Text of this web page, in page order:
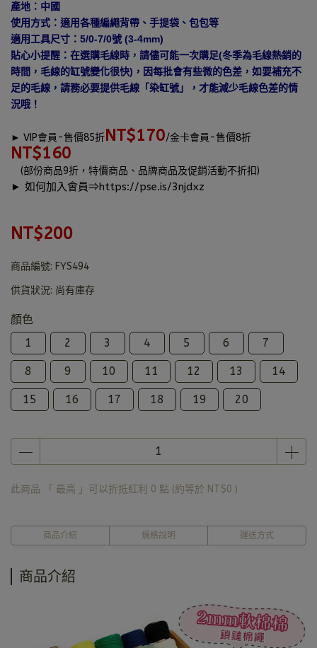
產地：中國
使用方式：適用各種編繩背帶、手提袋、包包等
適用工具尺寸：5/0-7/0號 (3-4mm)
貼心小提醒：在選購毛線時，請儘可能一次購足(冬季為毛線熱銷的
時間，毛線的缸號變化很快)，因每批會有些微的色差，如要補充不
足的毛線，請務必要提供毛線「染缸號」，才能減少毛線色差的情
況哦！
► VIP會員-售價85折 NT$170/金卡會員-售價8折
NT$160
(部份商品9折，特價商品、品牌商品及促銷活動不折扣)
► 如何加入會員⇒https://pse.is/3njdxz
NT$200
商品編號: FYS494
供貨狀況: 尚有庫存
顏色
1
2 3 4 5 6 7
8 9 10 11 12 13 14
15 16 17 18 19 20
此商品 「 最高 」可以折抵紅利 0 點 (約等於 NT$0 )
商品介紹 規格說明 運送方式
商品介紹